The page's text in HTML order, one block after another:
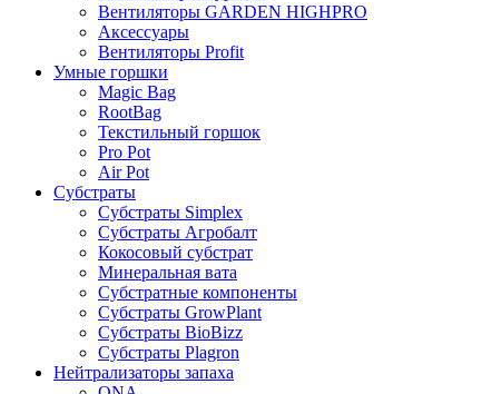
Вентиляторы GARDEN HIGHPRO
Аксессуары
Вентиляторы Profit
Умные горшки
Magic Bag
RootBag
Текстильный горшок
Pro Pot
Air Pot
Субстраты
Субстраты Simplex
Субстраты Агробалт
Кокосовый субстрат
Минеральная вата
Субстратные компоненты
Субстраты GrowPlant
Субстраты BioBizz
Субстраты Plagron
Нейтрализаторы запаха